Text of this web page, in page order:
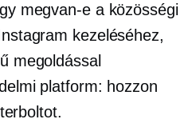
megvan-e a közösségi
kezeléséhez,
megoldással
platform: hozzon